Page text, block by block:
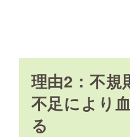
理由2：不規
不足により
る